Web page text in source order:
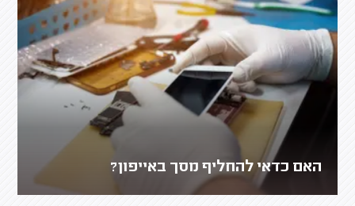
האם כדאי להחליף מסך באייפון?